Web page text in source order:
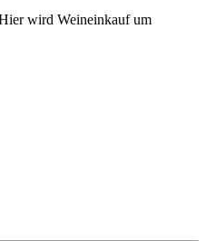
wird Weineinkauf um